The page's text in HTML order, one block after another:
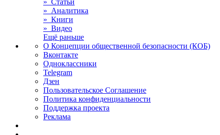
» Статьи
» Аналитика
» Книги
» Видео
Ещё раньше
О Концепции общественной безопасности (КОБ)
Вконтакте
Одноклассники
Telegram
Дзен
Пользовательское Соглашение
Политика конфиденциальности
Поддержка проекта
Реклама